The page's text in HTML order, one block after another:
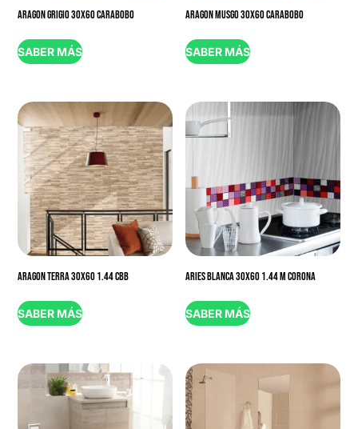
ARAGON GRIGIO 30X60 CARABOBO
SABER MÁS
ARAGON MUSGO 30X60 CARABOBO
SABER MÁS
ARAGON TERRA 30X60 1.44 CBB
SABER MÁS
ARIES BLANCA 30X60 1.44 M CORONA
SABER MÁS